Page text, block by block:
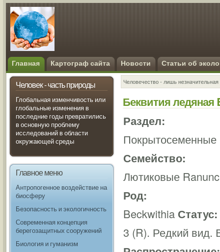
Главная Картограф сайта Новости Статьи об
Человек - часть природы
Глобальная изменчивость или
глобальные изменения в
последние годы превратились
в основную проблему
исследований в области
окружающей среды
Главное меню
Антропогенное воздействие на
биосферу
Безопасность и экологичность
Современная концепция
берегозащитных сооружений
Биология и гуманизм
Человечество - лишь
Беквития ледяная
Раздел:
Покрытосеменные
Семейство:
Лютиковые
Род:
Beckwithia Статус:
3 (R). Редкий